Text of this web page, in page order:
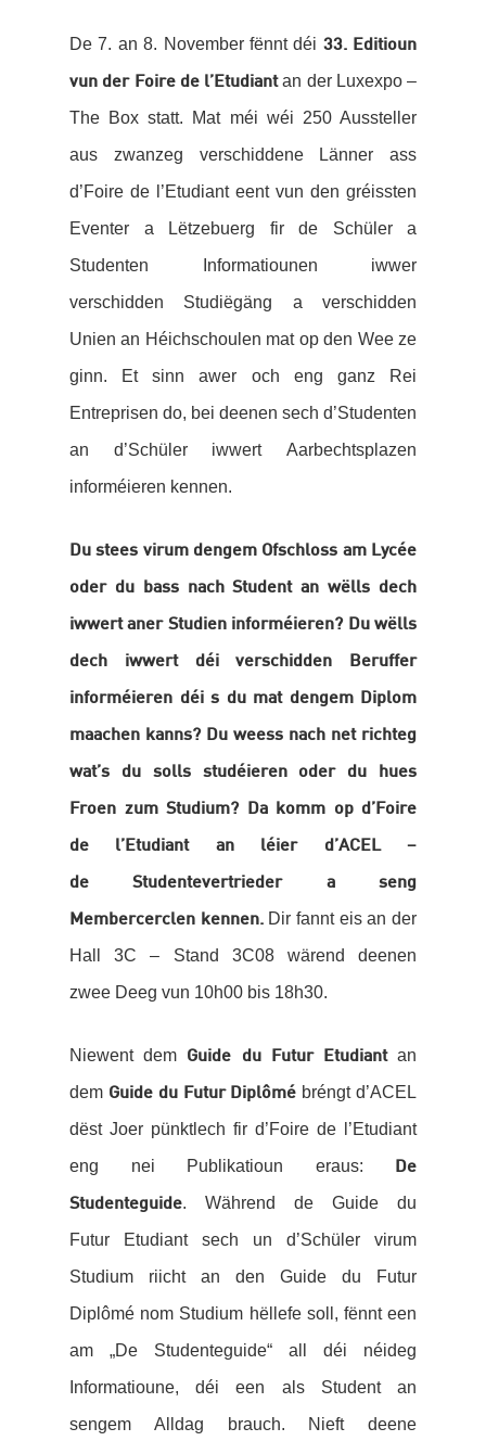
De 7. an 8. November fënnt déi 33. Editioun
vun der Foire de l’Etudiantan der Luxexpo –
The Box statt. Mat méi wéi 250 Aussteller
aus zwanzeg verschiddene Länner ass
d’Foire de l’Etudiant eent vun den gréissten
Eventer a Lëtzebuerg fir de Schüler a
Studenten Informatiounen iwwer
verschidden Studiëgäng a verschidden
Unien an Héichschoulen mat op den Wee ze
ginn. Et sinn awer och eng ganz Rei
Entreprisen do, bei deenen sech d’Studenten
an d’Schüler iwwert Aarbechtsplazen
informéieren kennen.
Du stees virum dengem Ofschloss am Lycée
oder du bass nach Student an wëlls dech
iwwert aner Studien informéieren? Du wëlls
dech iwwert déi verschidden Beruffer
informéieren déi s du mat dengem Diplom
maachen kanns? Du weess nach net richteg
wat’s du solls studéieren oder du hues
Froen zum Studium? Da komm op d’Foire
de l’Etudiant an léier d’ACEL –
de Studentevertrieder a seng
Membercerclen kennen.Dir fannt eis an der
Hall 3C – Stand 3C08 wärend deenen
zwee Deeg vun 10h00 bis 18h30.
Niewent dem Guide du Futur Etudiantan
dem Guide du Futur Diplômé bréngt d’ACEL
dëst Joer pünktlech fir d’Foire de l’Etudiant
eng nei Publikatioun eraus:
De
Studenteguide. Während de Guide du
Futur Etudiant sech un d’Schüler virum
Studium riicht an den Guide du Futur
Diplômé nom Studium hëllefe soll, fënnt een
am „De Studenteguide“ all déi néideg
Informatioune, déi een als Student an
sengem Alldag brauch. Nieft deene